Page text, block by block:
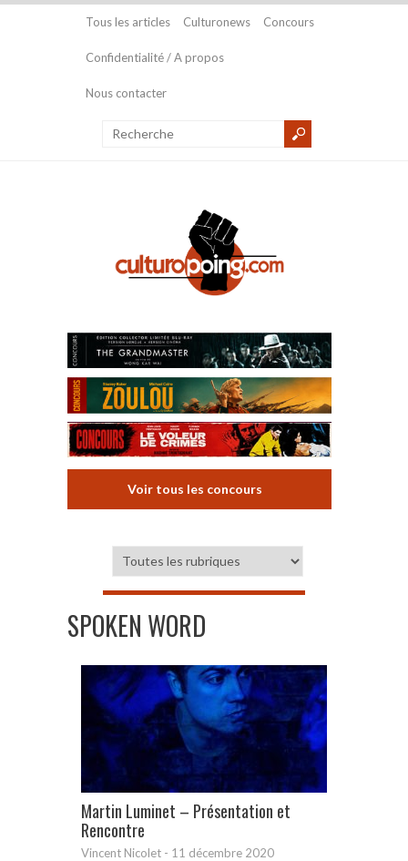
Tous les articles Culturonews Concours
Confidentialité / A propos
Nous contacter
Voir tous les concours
SPOKEN WORD
Martin Luminet – Présentation et
Rencontre
Vincent Nicolet - 11 décembre 2020